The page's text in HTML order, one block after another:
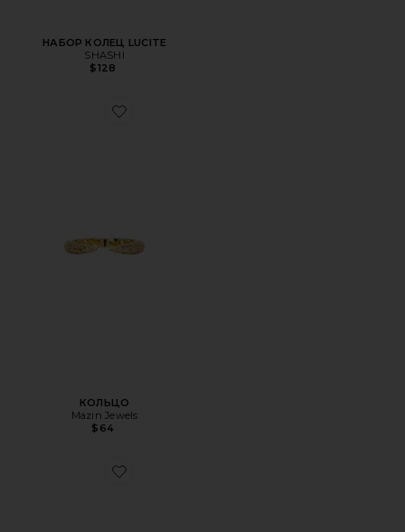
НАБОР КОЛЕЦ LUCITE
SHASHI
$128
Favorite КОЛЬЦО
КОЛЬЦО
Mazin Jewels
$64
Favorite КОЛЬЦО TATUM